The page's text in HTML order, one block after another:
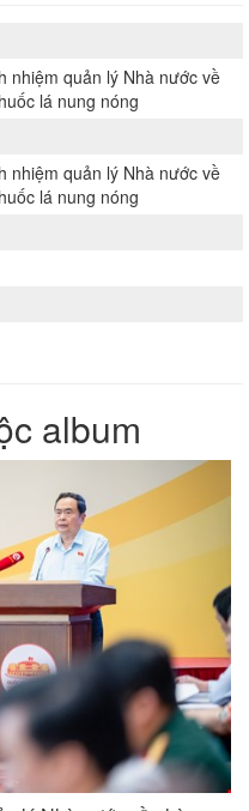
nhiệm quản lý Nhà nước về
lá nung nóng
nhiệm quản lý Nhà nước về
lá nung nóng
album